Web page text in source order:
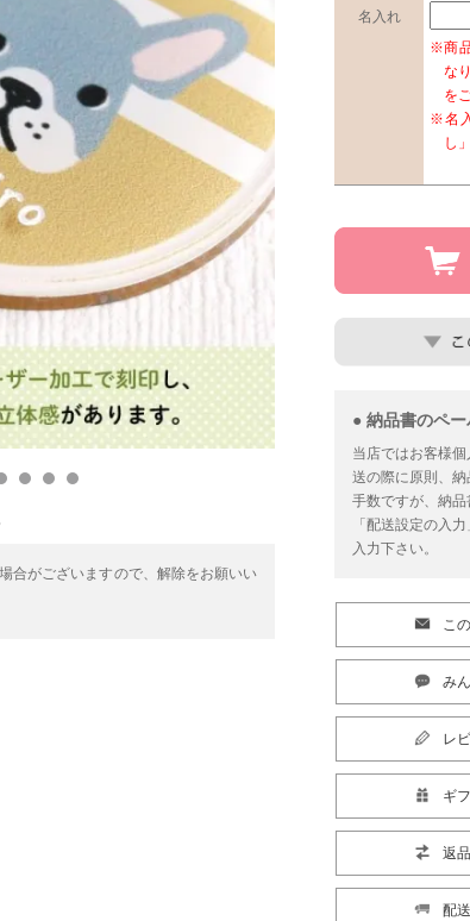
名入れ
※商
な
を
※名
し
● 納品書のペ
当店ではお客様
送の際に原則、
手数ですが、納
「配送設定の入
入力下さい。
こ
み
レ
ギ
返
配
場合がございますので、解除をお願いい